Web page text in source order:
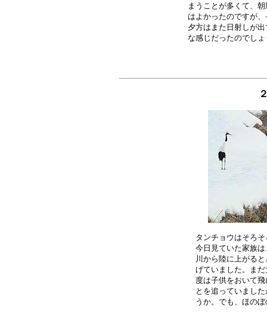
まうことが多くて、
はよかったのですが
夕方はまた日射しが
タンチョウはそろ
今日見ていた家族
川から陸に上がる
げていました。ま
度は子供をおいて
とを追っていまし